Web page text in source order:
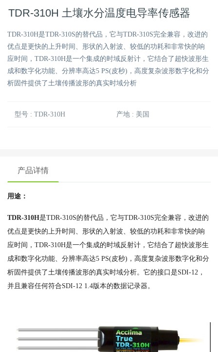
TDR-310H 土壤水分温度电导率传感器
TDR-310H是TDR-310S的替代品，它与TDR-310S完全兼容，改进的
优点是更快的上升时间、形状的入射波、较低的功耗和非常快的响
应时间，TDR-310H是一个集成的时域反射计，它结合了超快波形生
成和数字化功能、分辨率高达5 PS(皮秒)，高度复杂波形数字化和分
析固件提供了土壤传播波形的真实时域分析
型号 : TDR-310H 产地 : 美国
产品详情
用途：
TDR-310H是TDR-310S的替代品，它与TDR-310S完全兼容，改进的
优点是更快的上升时间、形状的入射波、较低的功耗和非常快的响
应时间，TDR-310H是一个集成的时域反射计，它结合了超快波形生
成和数字化功能、分辨率高达5 PS(皮秒)，高度复杂波形数字化和分
析固件提供了土壤传播波形的真实时域分析。它的接口是SDI-12，
并且兼容任何符合SDI-12 1.4版本的数据记录器。